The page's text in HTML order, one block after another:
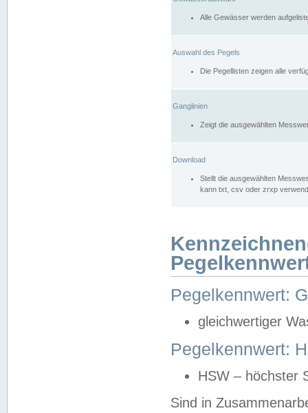
Alle Gewässer werden
Auswahl des Pegels
Die Pegellisten zeigen alle
Ganglinien
Zeigt die ausgewählten
Download
Stellt die ausgewählten
kann txt, csv oder zrxp
Pegelkennwert:
gleichwertiger
Pegelkennwert:
HSW – höchster
Sind in